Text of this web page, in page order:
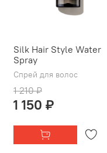
Silk Hair Style Water
Spray
Спрей для волос
1 210 ₽
1 150 ₽